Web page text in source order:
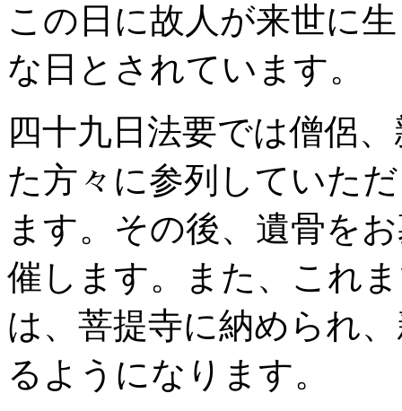
この日に故人が来世に
な日とされています。
四十九日法要では僧侶
た方々に参列していた
ます。その後、遺骨を
催します。また、これ
は、菩提寺に納められ
るようになります。